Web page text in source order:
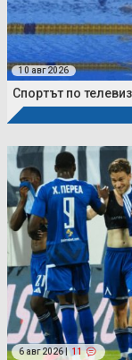
10 авг 2026
Спортът по
6 авг 2026 | 11